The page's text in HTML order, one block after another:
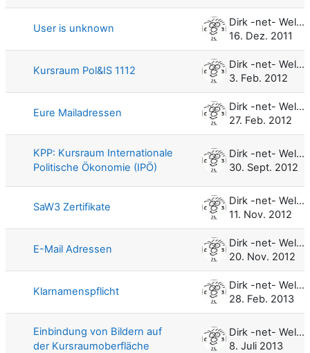
User is unknown
Dirk -net- Weller
16. Dez. 2011
Kursraum Pol&IS 1112
Dirk -net- Weller
3. Feb. 2012
Eure Mailadressen
Dirk -net- Weller
27. Feb. 2012
KPP: Kursraum Internationale
Politische Ökonomie (IPÖ)
Dirk -net- Weller
30. Sept. 2012
SaW3 Zertifikate
Dirk -net- Weller
11. Nov. 2012
E-Mail Adressen
Dirk -net- Weller
20. Nov. 2012
Klarnamenspflicht
Dirk -net- Weller
28. Feb. 2013
Einbindung von Bildern auf
der Kursraumoberfläche
Dirk -net- Weller
8. Juli 2013